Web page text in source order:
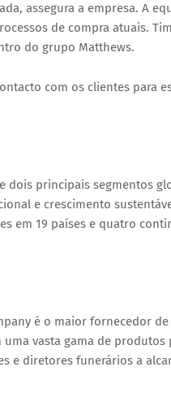
assegura a empresa. A
de compra atuais. Tim
do grupo Matthews.
com os clientes para
dois principais segmentos
e crescimento
em 19 países e quatro
é o maior fornecedor
vasta gama de
e diretores funerários a